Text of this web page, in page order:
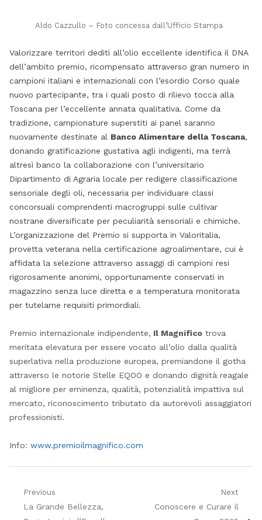
Aldo Cazzullo – Foto concessa dall’Ufficio Stampa
Valorizzare territori dediti all’olio eccellente identifica il DNA
dell’ambito premio, ricompensato attraverso gran numero in
campioni italiani e internazionali con l’esordio Corso quale
nuovo partecipante, tra i quali posto di rilievo tocca alla
Toscana per l’eccellente annata qualitativa. Come da
tradizione, campionature superstiti ai panel saranno
nuovamente destinate al Banco Alimentare della Toscana,
donando gratificazione gustativa agli indigenti, ma terrà
altresì banco la collaborazione con l’universitario
Dipartimento di Agraria locale per redigere classificazione
sensoriale degli oli, necessaria per individuare classi
concorsuali comprendenti macrogruppi sulle cultivar
nostrane diversificate per peculiarità sensoriali e chimiche.
L’organizzazione del Premio si supporta in Valoritalia,
provetta veterana nella certificazione agroalimentare, cui è
affidata la selezione attraverso assaggi di campioni resi
rigorosamente anonimi, opportunamente conservati in
magazzino senza luce diretta e a temperatura monitorata
per tutelarne requisiti primordiali.
Premio internazionale indipendente, Il Magnificotrova
meritata elevatura per essere vocato all’olio dalla qualità
superlativa nella produzione europea, premiandone il gotha
attraverso le notorie Stelle EQOO e donando dignità reagale
al migliore per eminenza, qualità, potenzialità impattiva sul
mercato, riconoscimento tributato da autorevoli assaggiatori
professionisti.
Info: www.premioilmagnifico.com
Navigazione
Previous
Previous
La Grande Bellezza,
Next
Next
Conoscere e Curare il